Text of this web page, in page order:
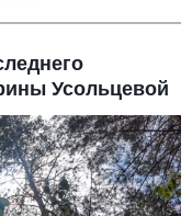
Усольцевой